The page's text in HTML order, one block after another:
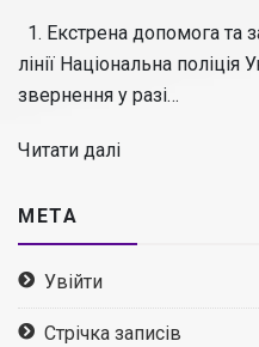
1. Екстрена допомога та
лінії Національна поліція
звернення у разі…
Читати далі
МЕТА
Увійти
Стрічка записів